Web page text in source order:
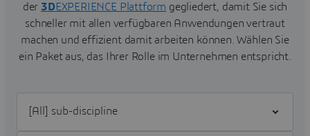
der 3DEXPERIENCE Plattform gegliedert, damit Sie sich
schneller mit allen verfügbaren Anwendungen vertraut
machen und effizient damit arbeiten können. Wählen Sie
ein Paket aus, das Ihrer Rolle im Unternehmen entspricht.